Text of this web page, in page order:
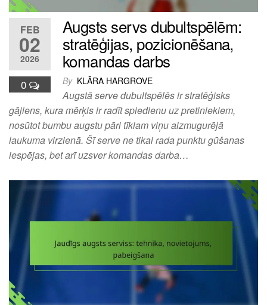
FEB
02
2026
0
Augsts servs dubultspēlēm:
stratēģijas, pozicionēšana,
komandas darbs
By KLĀRA HARGROVE
Augstā serve dubultspēlēs ir stratēģisks
gājiens, kura mērķis ir radīt spiedienu uz pretiniekiem,
nosūtot bumbu augstu pāri tīklam viņu aizmugurējā
laukuma virzienā. Šī serve ne tikai rada punktu gūšanas
iespējas, bet arī uzsver komandas darba…